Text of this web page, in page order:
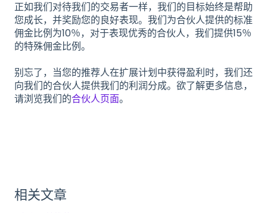
正如我们对待我们的交易者一样，我们的目标始终是帮助
您成长，并奖励您的良好表现。我们为合伙人提供的标准
佣金比例为10％，对于表现优秀的合伙人，我们提供15％
的特殊佣金比例。
别忘了，当您的推荐人在扩展计划中获得盈利时，我们还
向我们的合伙人提供我们的利润分成。欲了解更多信息，
请浏览我们的合伙人页面。
相关文章